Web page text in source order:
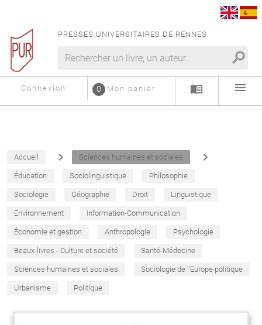
PRESSES UNIVERSITAIRES DE RENNES
search
Connexion Mon panier
0 menu_book menu
Accueil navigate_next Sciences humaines et sociales navigate_next
Éducation Sociolinguistique Philosophie
Sociologie Géographie Droit Linguistique
Environnement Information-Communication
Économie et gestion Anthropologie Psychologie
Beaux-livres - Culture et société Santé-Médecine
Sciences humaines et sociales Sociologie de l'Europe politique
Urbanisme Politique